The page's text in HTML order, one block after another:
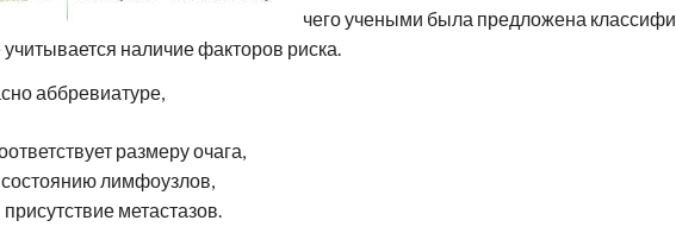
чего учеными была предложена
наличие факторов риска.
аббревиатуре,
размеру очага,
лимфоузлов,
метастазов.